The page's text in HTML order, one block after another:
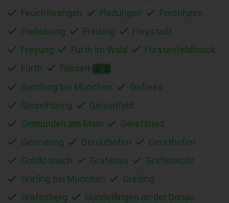
Feuchtwangen Fladungen
Forchheim
Freilassing
Freising
Freystadt
Freyung
Furth im Wald
Fürstenfeldbruck
Fürth
Füssen G
Garching bei München
Gefrees
Geiselhöring
Geisenfeld
Gemünden am Main
Geretsried
Germering
Gerolzhofen
Gersthofen
Goldkronach
Grafenau
Grafenwöhr
Grafing bei München
Greding
Gräfenberg
Gundelfingen an der Donau